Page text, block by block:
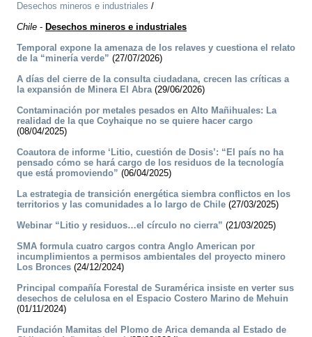
Desechos mineros e industriales /
Chile - Desechos mineros e industriales
Temporal expone la amenaza de los relaves y cuestiona el relato
de la “minería verde” (27/07/2026)
A días del cierre de la consulta ciudadana, crecen las críticas a
la expansión de Minera El Abra(29/06/2026)
Contaminación por metales pesados en Alto Mañihuales: La
realidad de la que Coyhaique no se quiere hacer cargo
(08/04/2025)
Coautora de informe ‘Litio, cuestión de Dosis’: “El país no ha
pensado cómo se hará cargo de los residuos de la tecnología
que está promoviendo” (06/04/2025)
La estrategia de transición energética siembra conflictos en los
territorios y las comunidades a lo largo de Chile (27/03/2025)
Webinar “Litio y residuos…el círculo no cierra” (21/03/2025)
SMA formula cuatro cargos contra Anglo American por
incumplimientos a permisos ambientales del proyecto minero
Los Bronces (24/12/2024)
Principal compañía Forestal de Suramérica insiste en verter sus
desechos de celulosa en el Espacio Costero Marino de Mehuin
(01/11/2024)
Fundación Mamitas del Plomo de Arica demanda al Estado de